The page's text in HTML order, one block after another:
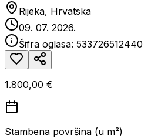
Rijeka, Hrvatska
09. 07. 2026.
Šifra oglasa: 533726512440
1.800,00 €
Stambena površina (u m²)